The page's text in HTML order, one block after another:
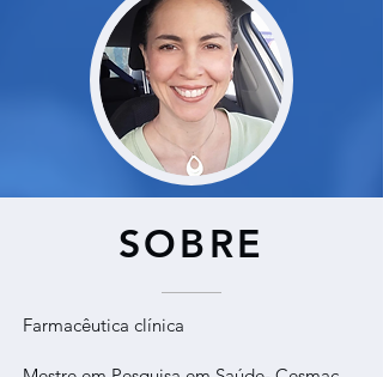
SOBRE
Farmacêutica clínica